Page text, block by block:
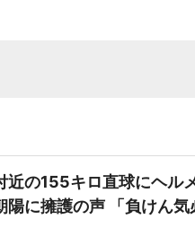
近の155キロ直球にヘル
陽に擁護の声 「負けん